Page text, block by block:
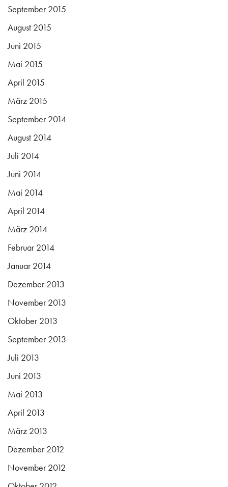
September 2015
August 2015
Juni 2015
Mai 2015
April 2015
März 2015
September 2014
August 2014
Juli 2014
Juni 2014
Mai 2014
April 2014
März 2014
Februar 2014
Januar 2014
Dezember 2013
November 2013
Oktober 2013
September 2013
Juli 2013
Juni 2013
Mai 2013
April 2013
März 2013
Dezember 2012
November 2012